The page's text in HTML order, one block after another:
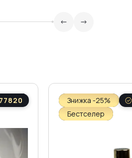
Знижка -25%
Бестселер